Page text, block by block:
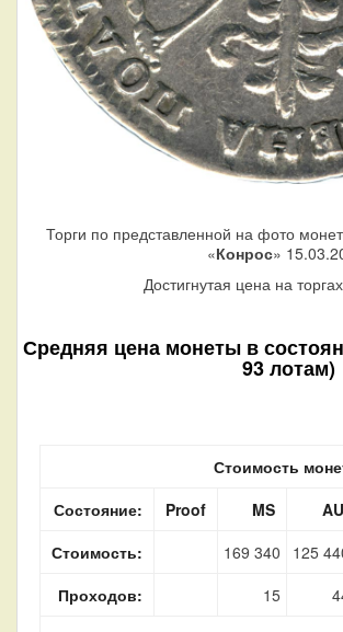
Торги по представленной на фото
«Конрос»
Достигнутая цена на
Средняя цена монеты в
93 лотам)
Стоимость
Состояние:
Proof MS AU
Стоимость:
169 340 125
Проходов:
15